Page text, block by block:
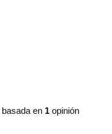
basada en 1 opinión